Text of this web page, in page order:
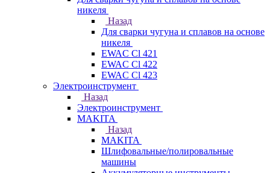
никеля
Назад
Для сварки чугуна и сплавов на основе
никеля
EWAC Cl 421
EWAC Cl 422
EWAC Cl 423
Электроинструмент
Назад
Электроинструмент
МAKITA
Назад
МAKITA
Шлифовальные/полировальные
машины